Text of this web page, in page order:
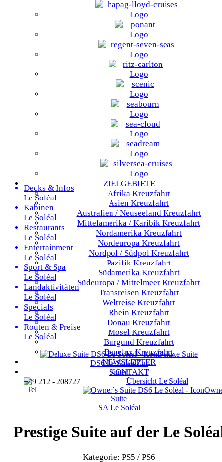
ZIELGEBIETE
Afrika Kreuzfahrt
Asien Kreuzfahrt
Australien / Neuseeland Kreuzfahrt
Mittelamerika / Karibik Kreuzfahrt
Nordamerika Kreuzfahrt
Nordeuropa Kreuzfahrt
Nordpol / Südpol Kreuzfahrt
Pazifik Kreuzfahrt
Südamerika Kreuzfahrt
Südeuropa / Mittelmeer Kreuzfahrt
Transreisen Kreuzfahrt
Weltreise Kreuzfahrt
Rhein Kreuzfahrt
Donau Kreuzfahrt
Mosel Kreuzfahrt
Burgund Kreuzfahrt
BeneluxKreuzfahrt
NEWSLETTER
KONTAKT
+49 212 - 208727
Decks & Infos
Le Soléal
Kabinen
Le Soléal
Restaurants
Le Soléal
Entertainment
Le Soléal
Sport & Spa
Le Soléal
Landaktivitäten
Le Soléal
Specials
Le Soléal
Routen & Preise
Le Soléal
Deluxe Suite
DS6Le SoléalZur
Suiten
ÜbersichtLe Soléal
Suite
SA Le Soléal
Prestige Suite auf der Le
Kategorie: PS5 / PS6